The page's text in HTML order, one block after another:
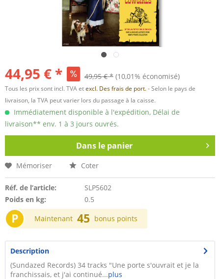
44,95 € * 49,95 € * (10,01% économisé)
Tous les prix sont incl. TVA etexcl. Des frais de port.- Selon le pays de
livraison, la TVA peut varier lors du passage à la caisse.
Immédiatement disponible à l'expédition, Délai de
livraison** env. 1 à 3 jours ouvrés.
Dans le panier
Mémoriser Coter
Réf. de l’article:
SLP5602
Poids en kg:
0.5
P Maintenant 45 bonus points
Description
​​(Sundazed Records) 34 tracks "Une porte s'ouvrait et je la
franchissais, et j'ai continué...plus